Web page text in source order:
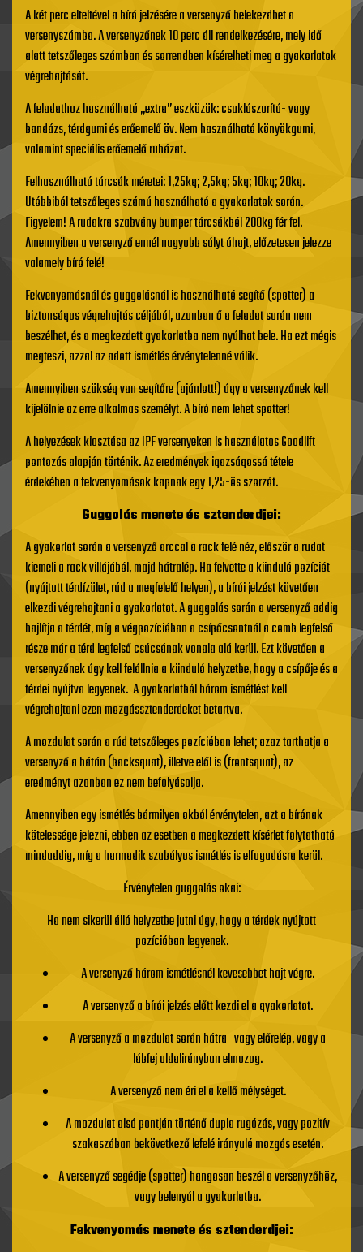
A két perc elteltével a bíró jelzésére a versenyző belekezdhet a
versenyszámba. A versenyzőnek 10 perc áll rendelkezésére, mely idő
alatt tetszőleges számban és sorrendben kísérelheti meg a gyakorlatok
végrehajtását.
A feladathoz használható „extra” eszközök: csuklószorító- vagy
bandázs, térdgumi és erőemelő öv. Nem használható könyökgumi,
valamint speciális erőemelő ruházat.
Felhasználható tárcsák méretei: 1,25kg; 2,5kg; 5kg; 10kg; 20kg.
Utóbbiból tetszőleges számú használható a gyakorlatok során.
Figyelem! A rudakra szabvány bumper tárcsákból 200kg fér fel.
Amennyiben a versenyző ennél nagyobb súlyt óhajt, előzetesen jelezze
valamely bíró felé!
Fekvenyomásnál és guggolásnál is használható segítő (spotter) a
biztonságos végrehajtás céljából, azonban ő a feladat során nem
beszélhet, és a megkezdett gyakorlatba nem nyúlhat bele. Ha ezt mégis
megteszi, azzal az adott ismétlés érvénytelenné válik.
Amennyiben szükség van segítőre (ajánlott!) úgy a versenyzőnek kell
kijelölnie az erre alkalmas személyt. A bíró nem lehet spotter!
A helyezések kiosztása az IPF versenyeken is használatos Goodlift
pontozás alapján történik. Az eredmények igazságossá tétele
érdekében a fekvenyomások kapnak egy 1,25-ös szorzót.
Guggolás menete és sztenderdjei:
A gyakorlat során a versenyző arccal a rack felé néz, először a rudat
kiemeli a rack villájából, majd hátralép. Ha felvette a kiinduló pozíciót
(nyújtott térdízület, rúd a megfelelő helyen), a bírói jelzést követően
elkezdi végrehajtani a gyakorlatot. A guggolás során a versenyző addig
hajlítja a térdét, míg a végpozícióban a csípőcsontnál a comb legfelső
része már a térd legfelső csúcsának vonala alá kerül. Ezt követően a
versenyzőnek úgy kell felállnia a kiinduló helyzetbe, hogy a csípője és a
térdei nyújtva legyenek. A gyakorlatból három ismétlést kell
végrehajtani ezen mozgássztenderdeket betartva.
A mozdulat során a rúd tetszőleges pozícióban lehet; azaz tarthatja a
versenyző a hátán (backsquat), illetve elől is (frontsquat), az
eredményt azonban ez nem befolyásolja.
Amennyiben egy ismétlés bármilyen okból érvénytelen, azt a bírónak
kötelessége jelezni, ebben az esetben a megkezdett kísérlet folytatható
mindaddig, míg a harmadik szabályos ismétlés is elfogadásra kerül.
Érvénytelen guggolás okai:
Ha nem sikerül álló helyzetbe jutni úgy, hogy a térdek nyújtott
pozícióban legyenek.
A versenyző három ismétlésnél kevesebbet hajt végre.
A versenyző a bírói jelzés előtt kezdi el a gyakorlatot.
A versenyző a mozdulat során hátra- vagy előrelép, vagy a
lábfej oldalirányban elmozog.
A versenyző nem éri el a kellő mélységet.
A mozdulat alsó pontján történő dupla rugózás, vagy pozitív
szakaszában bekövetkező lefelé irányuló mozgás esetén.
A versenyző segédje (spotter) hangosan beszél a versenyzőhöz,
vagy belenyúl a gyakorlatba.
Fekvenyomás menete és sztenderdjei: